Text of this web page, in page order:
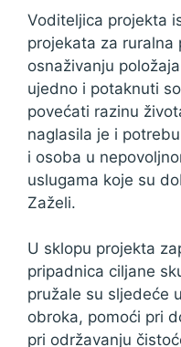
Voditeljica projekta
projekata za ruralna
osnaživanju
ujedno i potaknuti
povećati razinu
naglasila je i
i osoba u
uslugama koje su
Zaželi.
U sklopu projekta
pripadnica ciljane
pružale su sljedeće
obroka, pomoći pri
pri održavanju